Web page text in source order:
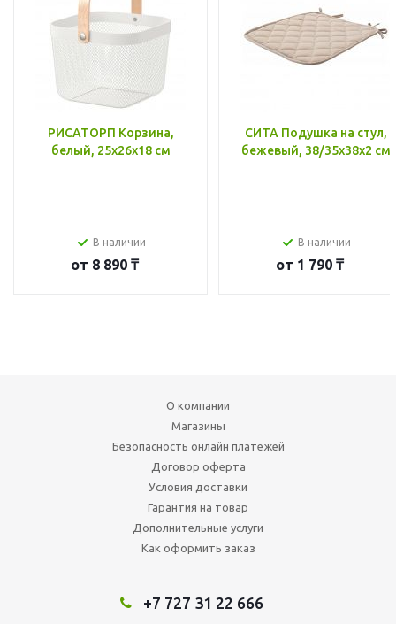
РИСАТОРП Корзина,
белый, 25x26x18 см
В наличии
от 8 890 ₸
СИТА Подушка на стул,
бежевый, 38/35x38x2 см
В наличии
от 1 790 ₸
О компании
Магазины
Безопасность онлайн платежей
Договор оферта
Условия доставки
Гарантия на товар
Дополнительные услуги
Как оформить заказ
+7 727 31 22 666